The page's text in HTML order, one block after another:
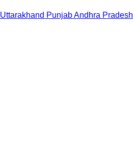
Uttarakhand PunjabAndhra Pradesh